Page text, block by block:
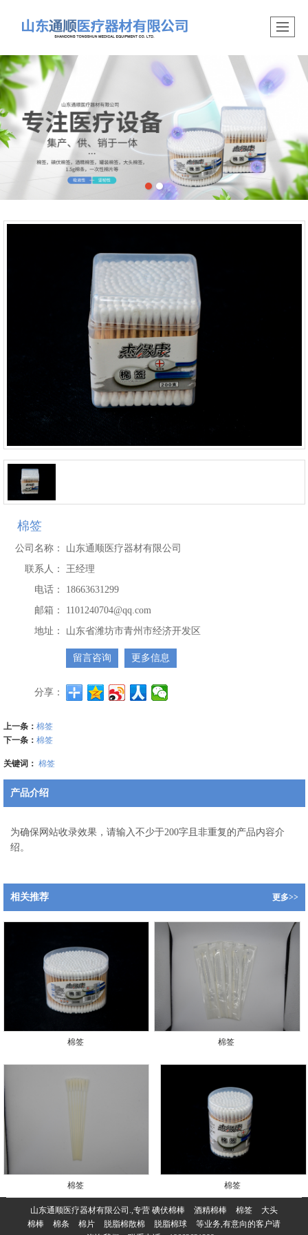
棉签
公司名称：
山东通顺医疗器材有限公司
联系人：
王经理
电话：
18663631299
邮箱：
1101240704@qq.com
地址：
山东省潍坊市青州市经济开发区
留言咨询 更多信息
分享：
上一条： 棉签
下一条： 棉签
关键词： 棉签
产品介绍
为确保网站收录效果，请输入不少于200字且非重复的产品内容介
绍。
相关推荐 更多>>
棉签 棉签
棉签 棉签
山东通顺医疗器材有限公司.,专营 碘伏棉棒 酒精棉棒 棉签
大头
棉棒
棉条 棉片 脱脂棉散棉 脱脂棉球
等业务,有意向的客户请